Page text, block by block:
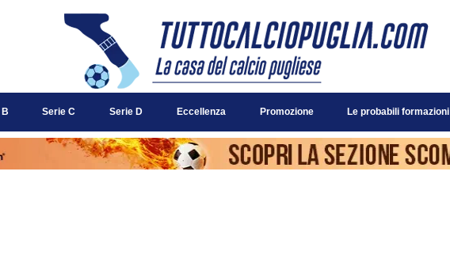
B Serie C Serie D Eccellenza Promozione Le probabili formazioni